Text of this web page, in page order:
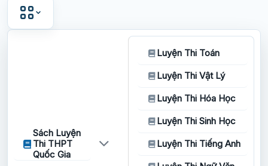
Sách Luyện
Thi THPT
Quốc Gia
Luyện Thi Toán
Luyện Thi Vật Lý
Luyện Thi Hóa Học
Luyện Thi Sinh Học
Luyện Thi Tiếng Anh